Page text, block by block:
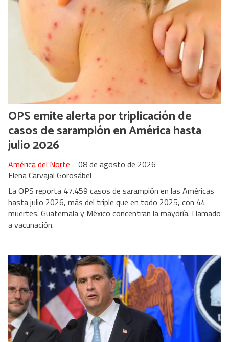
OPS emite alerta por triplicación de
casos de sarampión en América hasta
julio 2026
Elena Carvajal Gorosábel
América del Norte 08 de agosto de 2026
La OPS reporta 47.459 casos de sarampión en las Américas
hasta julio 2026, más del triple que en todo 2025, con 44
muertes. Guatemala y México concentran la mayoría. Llamado
a vacunación.